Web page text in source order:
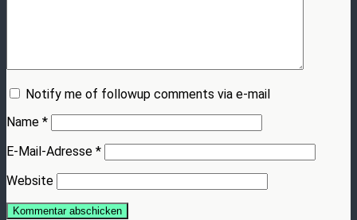
Notify me of followup comments via e-mail
Name *
E-Mail-Adresse *
Website